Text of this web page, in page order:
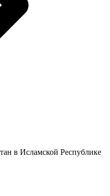
в Исламской Республике